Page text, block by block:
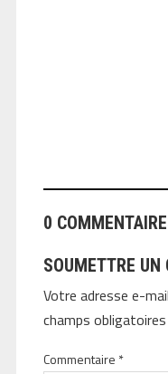
0
SOUMETTRE UN
Votre adresse e-
champs
Commentaire *